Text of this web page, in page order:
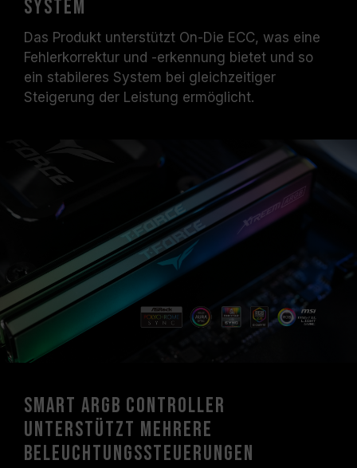
System
Das Produkt unterstützt On-Die ECC, was eine
Fehlerkorrektur und -erkennung bietet und so
ein stabileres System bei gleichzeitiger
Steigerung der Leistung ermöglicht.
Smart ARGB Controller
unterstützt mehrere
Beleuchtungssteuerungen